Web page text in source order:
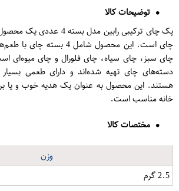
توضیحات کالا
پک چای ترکیبی رابین مدل
چای است. این محصول شامل 4
چای سبز، چای سیاه، چای فلورال و چای میوه‌ای
دسته‌های چای تهیه شده‌اند و دارای طعمی بسیار
هستند. این محصول به عنوان یک هدیه خوب و یا
خانه مناسب است.
مختصات کالا
وزن
2.5 گرم